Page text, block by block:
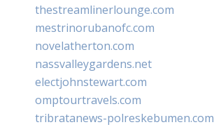
thestreamlinerlounge.com
mestrinorubanofc.com
novelatherton.com
nassvalleygardens.net
electjohnstewart.com
omptourtravels.com
tribratanews-polreskebumen.com